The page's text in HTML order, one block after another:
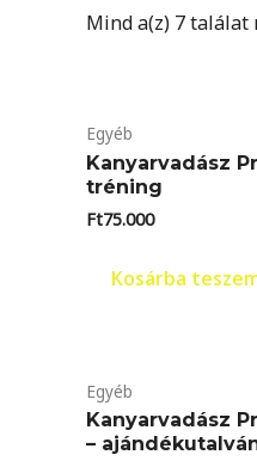
Mind a(z) 7
Egyéb
Kanyarvadász
tréning
Ft75.000
Kosárba
Egyéb
Kanyarvadász
–